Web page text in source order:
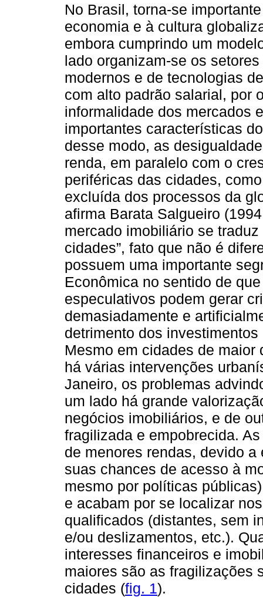
No Brasil, torna-se
economia e à cultura
embora cumprindo um
lado organizam-se os
modernos e de tecnologias
com alto padrão salarial, por
informalidade dos mercados
importantes características
desse modo, as
renda, em paralelo com o
periféricas das cidades,
excluída dos processos da
afirma Barata Salgueiro
mercado imobiliário se
cidades”, fato que não é
possuem uma importante
Econômica no sentido de
especulativos podem gerar
demasiadamente e
detrimento dos
Mesmo em cidades de
há várias intervenções
Janeiro, os problemas
um lado há grande
negócios imobiliários, e de
fragilizada e empobrecida.
de menores rendas, devido
suas chances de acesso à
mesmo por políticas
e acabam por se localizar
qualificados (distantes, sem
e/ou deslizamentos, etc.).
interesses financeiros e
maiores são as fragilizações
cidades (fig. 1).